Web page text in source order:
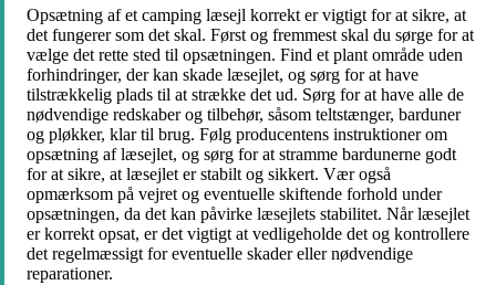
Opsætning af et camping læsejl korrekt er vigtigt for at sikre, at
det fungerer som det skal. Først og fremmest skal du sørge for at
vælge det rette sted til opsætningen. Find et plant område uden
forhindringer, der kan skade læsejlet, og sørg for at have
tilstrækkelig plads til at strække det ud. Sørg for at have alle de
nødvendige redskaber og tilbehør, såsom teltstænger, barduner
og pløkker, klar til brug. Følg producentens instruktioner om
opsætning af læsejlet, og sørg for at stramme bardunerne godt
for at sikre, at læsejlet er stabilt og sikkert. Vær også
opmærksom på vejret og eventuelle skiftende forhold under
opsætningen, da det kan påvirke læsejlets stabilitet. Når læsejlet
er korrekt opsat, er det vigtigt at vedligeholde det og kontrollere
det regelmæssigt for eventuelle skader eller nødvendige
reparationer.